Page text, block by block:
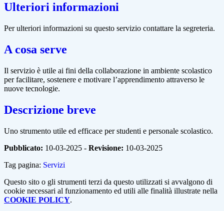
Ulteriori informazioni
Per ulteriori informazioni su questo servizio contattare la segreteria.
A cosa serve
Il servizio è utile ai fini della collaborazione in ambiente scolastico
per facilitare, sostenere e motivare l’apprendimento attraverso le
nuove tecnologie.
Descrizione breve
Uno strumento utile ed efficace per studenti e personale scolastico.
Pubblicato: 10-03-2025 - Revisione: 10-03-2025
Tag pagina: Servizi
Questo sito o gli strumenti terzi da questo utilizzati si avvalgono di
cookie necessari al funzionamento ed utili alle finalità illustrate nella
COOKIE POLICY.